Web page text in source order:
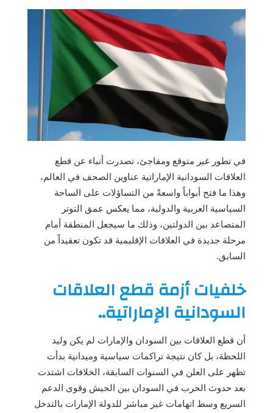
في تطور غير متوقع ومفاجئ، تصدرت أنباء عن قطع
العلاقات السودانية الإماراتية عناوين الصحف في العالم،
وهذا ما فتح أبواباً واسعةً من التساؤلات على الساحة
السياسية العربية والدولية، مما يعكس عمق التوتر
المتصاعد بين الدولتين، وذلك ما سيجعل المنطقة أمام
مرحلة جديدة في العلاقات الإقليمية قد تكون تعقيداً من
السابق.
خلفيات أزمة قطع العلاقات
السودانية الإماراتية..
أن قطع العلاقات بين السودان والإمارات لم يكن وليد
اللحظة، بل كان نتيجة تراكمات سياسية وميدانية بدأت
تظهر على العلن في السنوات السابقة، الخلافات اشتدت
بعد حدوث الحرب في السودان بين الجيش وقوى الدعم
السريع وسط اتهامات غير مباشر للدولة الإمارات بالتدخل